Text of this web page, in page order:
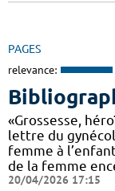
PAGES
relevance:
«Grossesse,
lettre du
femme à
de la femme
20/04/2026 17:15